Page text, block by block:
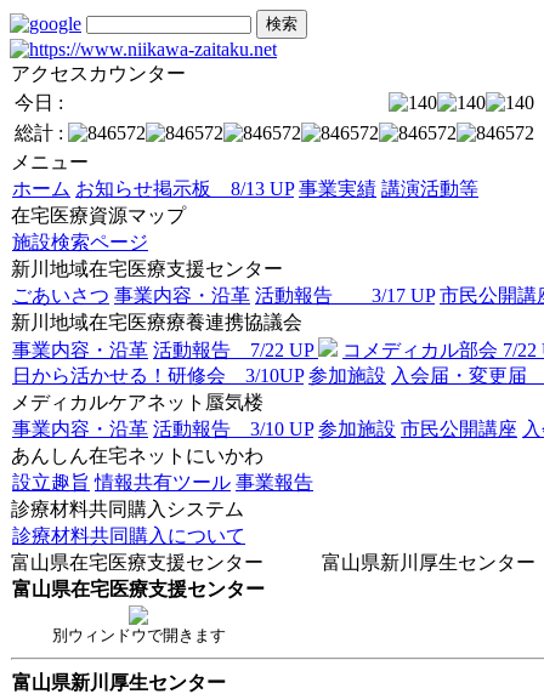
アクセスカウンター
今日 :
総計 :
メニュー
ホーム お知らせ掲示板 8/13 UP 事業実績 講演活動等
在宅医療資源マップ
施設検索ページ
新川地域在宅医療支援センター
ごあいさつ 事業内容・沿革 活動報告 3/17 UP 市民公開
新川地域在宅医療療養連携協議会
事業内容・沿革 活動報告 7/22 UP
コメディカル部会 7/22
日から活かせる！研修会 3/10UP 参加施設 入会届・
メディカルケアネット蜃気楼
事業内容・沿革 活動報告 3/10 UP 参加施設 市民公開講座
あんしん在宅ネットにいかわ
設立趣旨 情報共有ツール 事業報告
診療材料共同購入システム
診療材料共同購入について
富山県在宅医療支援センター 富山県新川厚生センター
富山県在宅医療支援センター
別ウィンドウで開きます
富山県新川厚生センター